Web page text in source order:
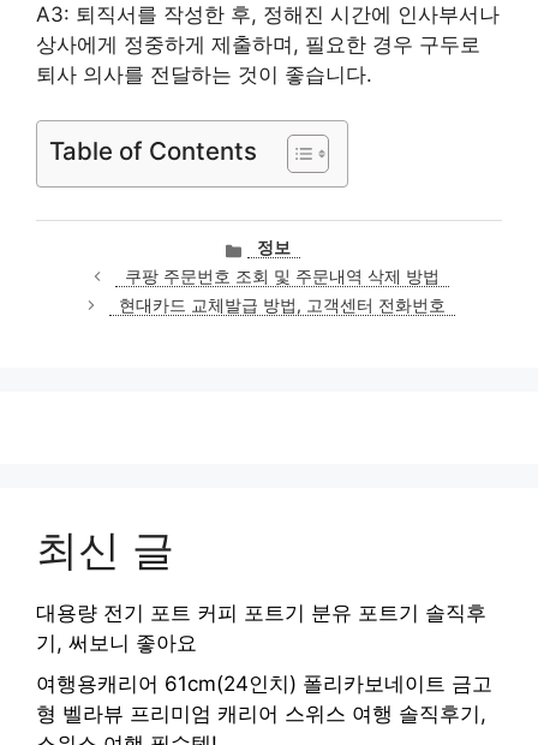
A3: 퇴직서를 작성한 후, 정해진 시간에 인사부서나
상사에게 정중하게 제출하며, 필요한 경우 구두로
퇴사 의사를 전달하는 것이 좋습니다.
Table of Contents
카
테
고
리
정보
쿠팡 주문번호 조회 및 주문내역 삭제 방법
현대카드 교체발급 방법, 고객센터 전화번호
최신 글
대용량 전기 포트 커피 포트기 분유 포트기 솔직후
기, 써보니 좋아요
여행용캐리어 61cm(24인치) 폴리카보네이트 금고
형 벨라뷰 프리미엄 캐리어 스위스 여행 솔직후기,